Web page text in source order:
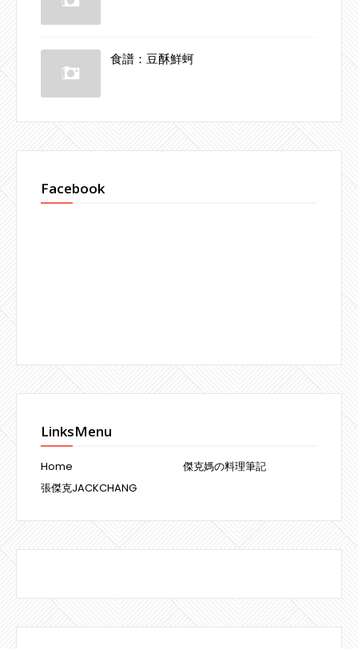
食譜：豆酥鮮蚵
Facebook
LinksMenu
Home
傑克媽の料理筆記
張傑克JACKCHANG